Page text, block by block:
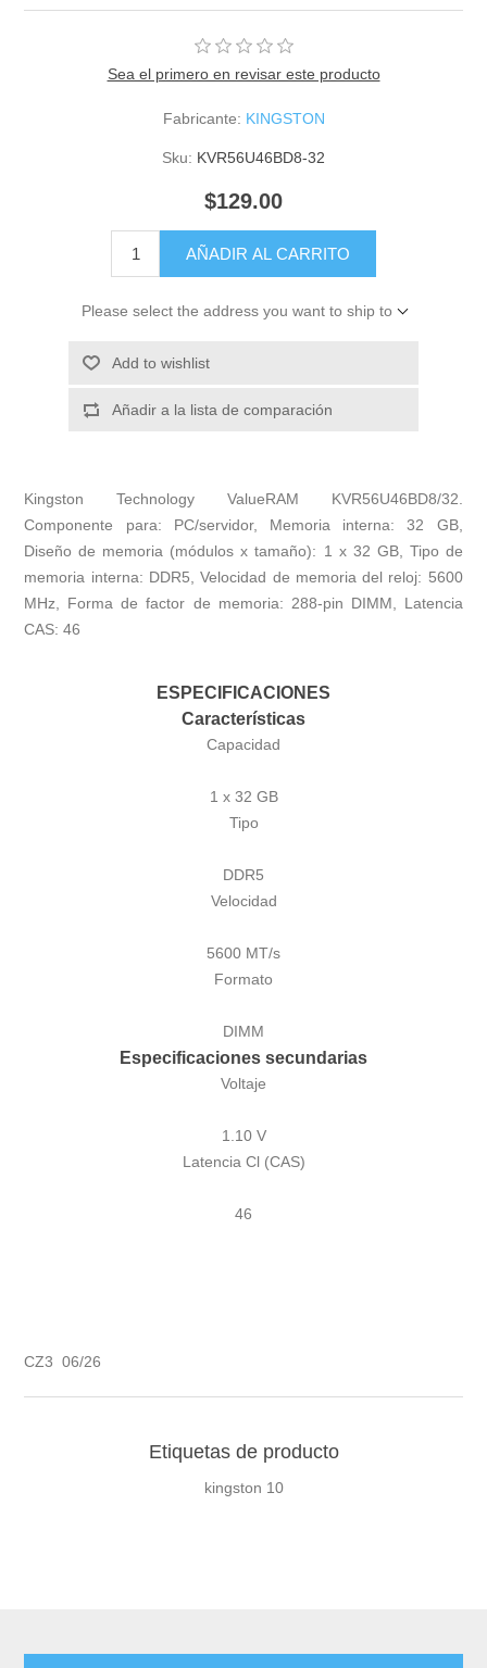
Sea el primero en revisar este producto
Fabricante: KINGSTON
Sku: KVR56U46BD8-32
$129.00
AÑADIR AL CARRITO
Please select the address you want to ship to
Add to wishlist
Añadir a la lista de comparación
Kingston Technology ValueRAM KVR56U46BD8/32.
Componente para: PC/servidor, Memoria interna: 32 GB,
Diseño de memoria (módulos x tamaño): 1 x 32 GB, Tipo de
memoria interna: DDR5, Velocidad de memoria del reloj: 5600
MHz, Forma de factor de memoria: 288-pin DIMM, Latencia
CAS: 46
ESPECIFICACIONES
Características
Capacidad
1 x 32 GB
Tipo
DDR5
Velocidad
5600 MT/s
Formato
DIMM
Especificaciones secundarias
Voltaje
1.10 V
Latencia Cl (CAS)
46
CZ3 06/26
Etiquetas de producto
kingston 10